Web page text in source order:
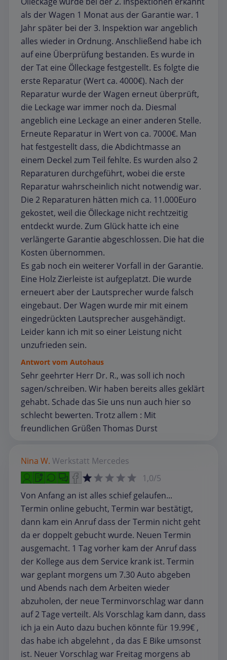
als der Wagen 1 Monat aus der Garantie war. 1
Jahr später bei der 3. Inspektion war angeblich
alles wieder in Ordnung. Anschließend habe ich
auf eine Überprüfung bestanden. Es wurde in
der Tat eine Ölleckage festgestellt. Es folgte die
erste Reparatur (Wert ca. 4000€). Nach der
Reparatur wurde der Wagen erneut überprüft,
die Leckage war immer noch da. Diesmal
angeblich eine Leckage an einer anderen Stelle.
Erneute Reparatur in Wert von ca. 7000€. Man
hat festgestellt dass, die Abdichtmasse an
einem Deckel zum Teil fehlte. Es wurden also 2
Reparaturen durchgeführt, wobei die erste
Reparatur wahrscheinlich nicht notwendig war.
Die 2 Reparaturen hätten mich ca. 11.000Euro
gekostet, weil die Ölleckage nicht rechtzeitig
entdeckt wurde. Zum Glück hatte ich eine
verlängerte Garantie abgeschlossen. Die hat die
Kosten übernommen.
Es gab noch ein weiterer Vorfall in der Garantie.
Eine Holz Zierleiste ist aufgeplatzt. Die wurde
erneuert aber der Lautsprecher wurde falsch
eingebaut. Der Wagen wurde mir mit einem
eingedrückten Lautsprecher ausgehändigt.
Leider kann ich mit so einer Leistung nicht
unzufrieden sein.
Antwort vom Autohaus
Sehr geehrter Herr Dr. R., was soll ich noch
sagen/schreiben. Wir haben bereits alles geklärt
gehabt. Schade das Sie uns nun auch hier so
schlecht bewerten. Trotz allem : Mit
freundlichen Grüßen Thomas Durst
Nina W. Werkstatt Mercedes
1,0/5
Von Anfang an ist alles schief gelaufen...
Termin online gebucht, Termin war bestätigt,
dann kam ein Anruf dass der Termin nicht geht
da er doppelt gebucht wurde. Neuen Termin
ausgemacht. 1 Tag vorher kam der Anruf dass
der Kollege aus dem Service krank ist. Termin
war geplant morgens um 7.30 Auto abgeben
und Abends nach dem Arbeiten wieder
abzuholen, der neue Terminvorschlag war dann
auf 2 Tage verteilt. Als Vorschlag kam dann, dass
ich ja ein Auto dazu buchen könnte für 19.99€ ,
das habe ich abgelehnt , da das E Bike umsonst
ist. Neuer Vorschlag war Freitag morgens ab